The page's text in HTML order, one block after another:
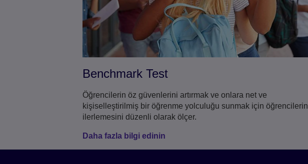
Benchmark Test
Öğrencilerin öz güvenlerini artırmak ve onlara net ve
kişiselleştirilmiş bir öğrenme yolculuğu sunmak için öğrencilerin
ilerlemesini düzenli olarak ölçer.
Daha fazla bilgi edinin